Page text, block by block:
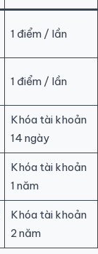
1 điểm / lần
1 điểm / lần
Khóa tài khoản
14 ngày
Khóa tài khoản
1 năm
Khóa tài khoản
2 năm